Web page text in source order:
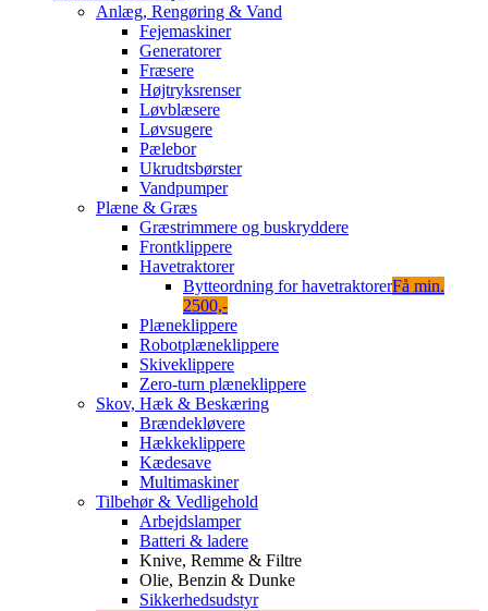
Anlæg, Rengøring & Vand
Fejemaskiner
Generatorer
Fræsere
Højtryksrenser
Løvblæsere
Løvsugere
Pælebor
Ukrudtsbørster
Vandpumper
Plæne & Græs
Græstrimmere og buskryddere
Frontklippere
Havetraktorer
Bytteordning for havetraktorerFå min.
2500,-
Plæneklippere
Robotplæneklippere
Skiveklippere
Zero-turn plæneklippere
Skov, Hæk & Beskæring
Brændekløvere
Hækkeklippere
Kædesave
Multimaskiner
Tilbehør & Vedligehold
Arbejdslamper
Batteri & ladere
Knive, Remme & Filtre
Olie, Benzin & Dunke
Sikkerhedsudstyr